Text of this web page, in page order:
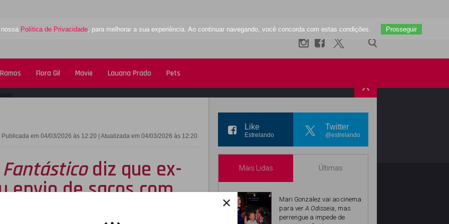
×
Política de Privacidade, para melhorar a sua experiência. Ao continuar navegando, você concorda com estas condições. Prosseguir
Flora Gil Mavie Lauana Prado Pets
X
Publicada em 04/03/2026 às 12:20 | Atualizada em 04/03/2026 às 12:20
diz que ex-
envio de sacos com
Like
Estrelando
Twitter
@estrelando
Mais Lidas Últimas
Mari Gonzalez vai ao cinema
para verA Odisseia, mas
perrengue a impede de
INSTAGRAM